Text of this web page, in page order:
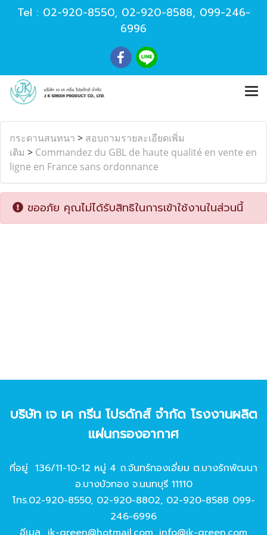
Tel : 02-920-8550, 02-920-8588, 099-246-
6996
กระดานสนทนา > สอบถามรายละเอียดเพิ่ม
เติม > Commandez du GBL de haute qualité en vente en
ligne en France sans ordonnance
ขออภัย คุณไม่ได้รับสิทธิในการเข้าใช้งานในส่วนนี้
บริษัท เจ เค กรีน โปรดักส์ จํากัด โรงงานผลิต
แผ่นกรองอากาศ
ที่อยู่ 136/11-10-12 หมู่ 4 ถ.จันทร์ทองเอี่ยม ต.บางรักพัฒนา
อ.บางบัวทอง จ.นนทบุรี 11110
โทร.02-920-8550, 02-920-8802, 02-920-8588 099-
246-6996